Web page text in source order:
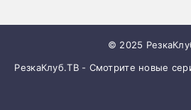
© 2025
РезкаКлуб.ТВ - Смотрите новые